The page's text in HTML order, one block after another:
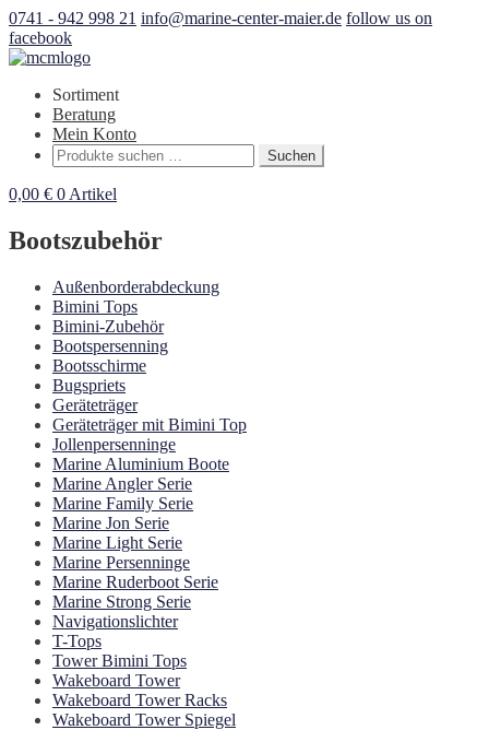
0741 - 942 998 21 info@marine-center-maier.de follow us on
facebook
Sortiment
Beratung
Mein Konto
Suchen
nach:
Suchen
0,00 € 0 Artikel
Bootszubehör
Außenborderabdeckung
Bimini Tops
Bimini-Zubehör
Bootspersenning
Bootsschirme
Bugspriets
Geräteträger
Geräteträger mit Bimini Top
Jollenpersenninge
Marine Aluminium Boote
Marine Angler Serie
Marine Family Serie
Marine Jon Serie
Marine Light Serie
Marine Persenninge
Marine Ruderboot Serie
Marine Strong Serie
Navigationslichter
T-Tops
Tower Bimini Tops
Wakeboard Tower
Wakeboard Tower Racks
Wakeboard Tower Spiegel